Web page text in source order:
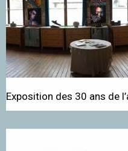
Exposition des 30 ans de